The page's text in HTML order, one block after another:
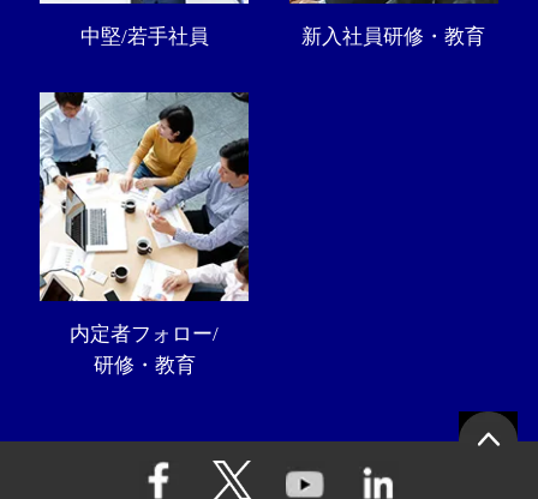
中堅/若手社員 新入社員研修・教育
内定者フォロー/
研修・教育